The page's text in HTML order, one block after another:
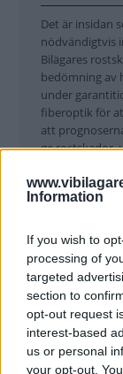
Information
If you wish to
processing of
targeted
section to
opt-out request
interest-based
us or personal
your opt-out.
Det är insidan
nödvändigtvis
Bilägares
bedömning av
under
fiberoptik för
att
ge rostskador,
förekommer
resultat.
Material:
aluminium
enbart består
galvanisk